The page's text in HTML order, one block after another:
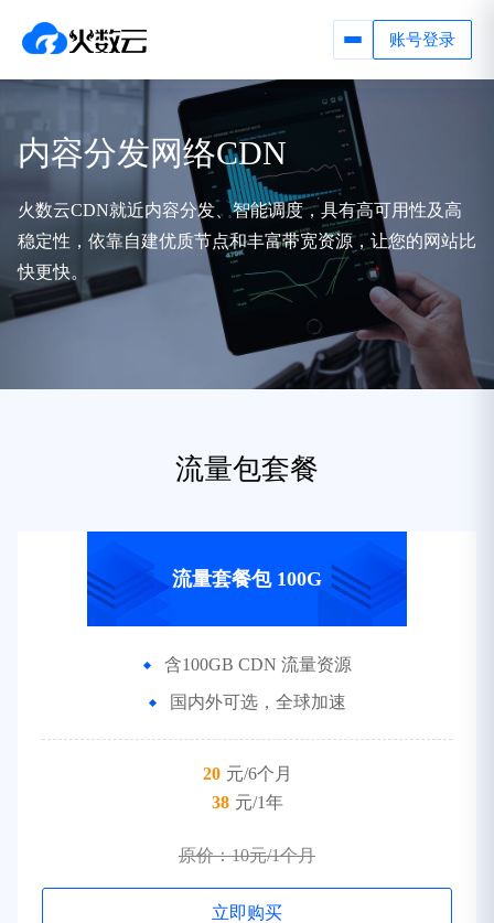
账号登录
内容分发网络CDN
火数云CDN就近内容分发、智能调度，具有高可用性及高
稳定性，依靠自建优质节点和丰富带宽资源，让您的网站比
快更快。
流量包套餐
流量套餐包 100G
含100GB CDN 流量资源
国内外可选，全球加速
20 元/6个月
38 元/1年
原价：10元/1个月
立即购买